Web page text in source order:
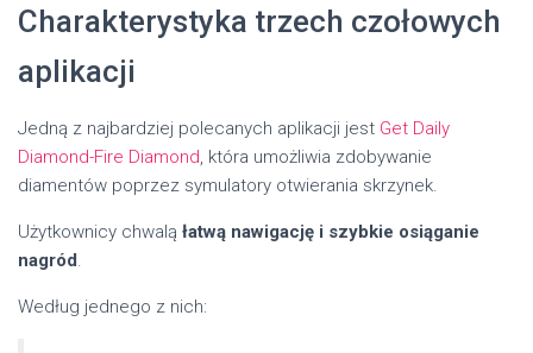
Charakterystyka trzech czołowych
aplikacji
Jedną z najbardziej polecanych aplikacji jest Get Daily
Diamond-Fire Diamond, która umożliwia zdobywanie
diamentów poprzez symulatory otwierania skrzynek.
Użytkownicy chwalą łatwą nawigację i szybkie osiąganie
nagród.
Według jednego z nich: